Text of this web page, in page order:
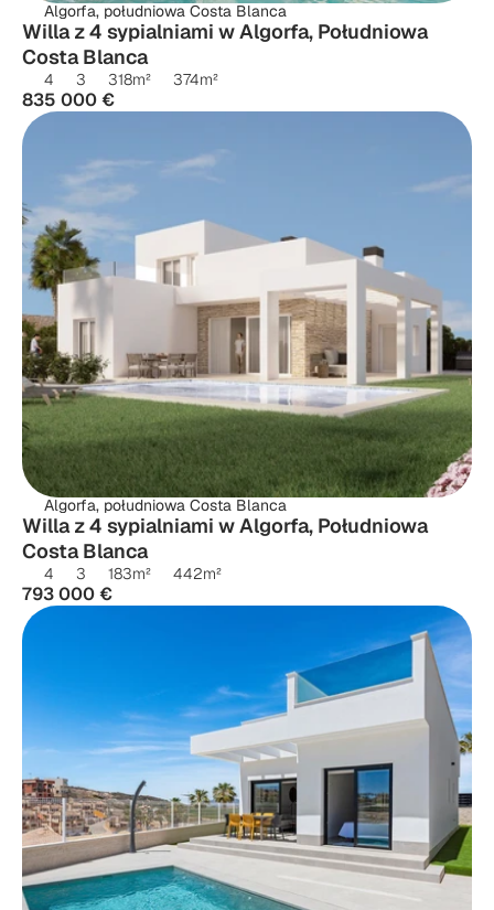
Algorfa, południowa Costa Blanca
Willa z 4 sypialniami w Algorfa, Południowa
Costa Blanca
4 3 318m² 374m²
835 000 €
Algorfa, południowa Costa Blanca
Willa z 4 sypialniami w Algorfa, Południowa
Costa Blanca
4 3 183m² 442m²
793 000 €